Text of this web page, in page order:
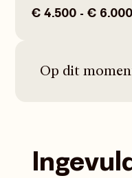
€ 4.500 - € 6.000
Op dit